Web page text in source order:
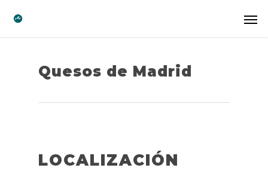
Quesos de Madrid
LOCALIZACIÓN